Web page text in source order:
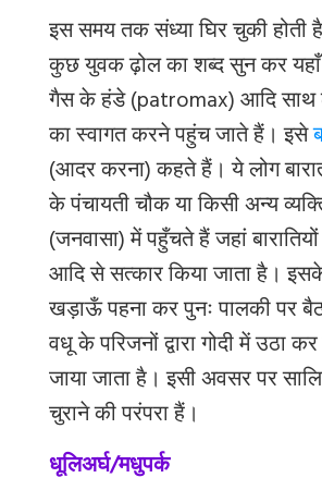
इस समय तक संध्या घिर चुकी होती
कुछ युवक ढ़ोल का शब्द सुन कर
गैस के हंडे (patromax) आदि साथ
का स्वागत करने पहुंच जाते हैं। इसे
(आदर करना) कहते हैं। ये लोग
के पंचायती चौक या किसी अन्य
(जनवासा) में पहुँचते हैं जहां
आदि से सत्कार किया जाता है।
खड़ाऊँ पहना कर पुनः पालकी पर
वधू के परिजनों द्वारा गोदी में उठा
जाया जाता है। इसी अवसर पर
चुराने की परंपरा हैं।
धूलिअर्घ/मधुपर्क